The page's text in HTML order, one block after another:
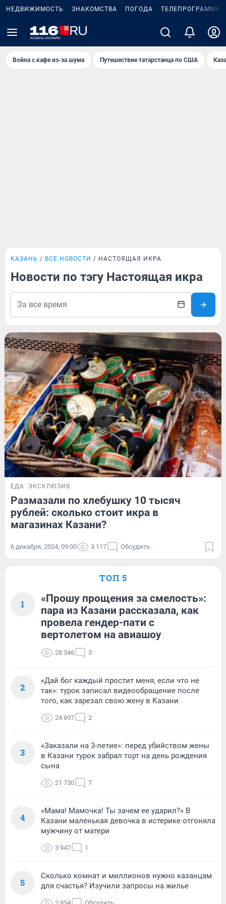
НЕДВИЖИМОСТЬ ЗНАКОМСТВА ПОГОДА ТЕЛЕПРОГРАММА
Война с кафе из-за шума Путешествие татарстанца по США
КАЗАНЬ ВСЕ НОВОСТИ НАСТОЯЩАЯ ИКРА
Новости по тэгу Настоящая икра
ЕДА ЭКСКЛЮЗИВ
Размазали по хлебушку 10 тысяч
рублей: сколько стоит икра в
магазинах Казани?
6 декабря, 2024, 09:00 3 117 Обсудить
ТОП 5
1
«Прошу прощения за смелость»:
пара из Казани рассказала, как
провела гендер-пати с
вертолетом на авиашоу
28 346 3
2
«Дай бог каждый простит меня, если что не
так»: турок записал видеообращение после
того, как зарезал свою жену в Казани
24 697 2
3
«Заказали на 3-летие»: перед убийством жены
в Казани турок забрал торт на день рождения
сына
21 730 7
4
«Мама! Мамочка! Ты зачем ее ударил?» В
Казани маленькая девочка в истерике отгоняла
мужчину от матери
3 947 1
5
Сколько комнат и миллионов нужно казанцам
для счастья? Изучили запросы на жилье